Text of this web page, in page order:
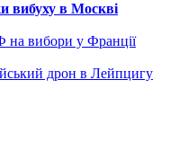
вибуху в Москві
на вибори у Франції
дрон в Лейпцигу